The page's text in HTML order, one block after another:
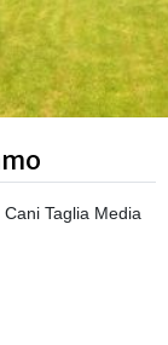
Taglia Media